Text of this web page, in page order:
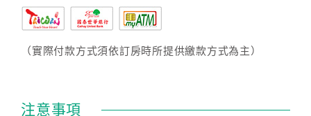
（實際付款方式須依訂房時所提供繳款方式為主）
注意事項